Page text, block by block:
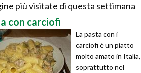
più visitate di questa settimana
con carciofi
La pasta con i
carciofi è un piatto
molto amato in Italia,
soprattutto nel